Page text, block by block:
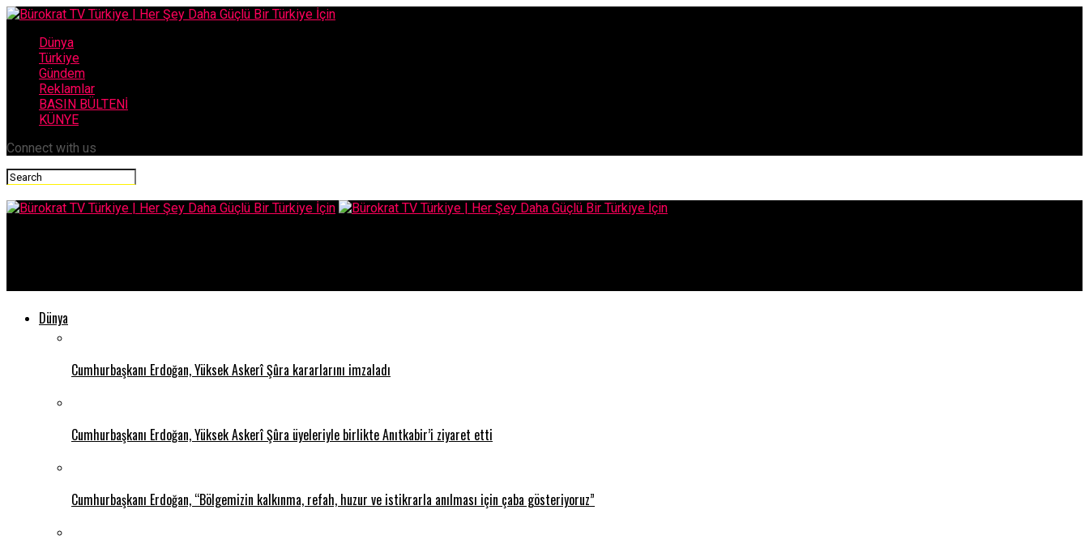
Dünya
Türkiye
Gündem
Reklamlar
BASIN BÜLTENİ
KÜNYE
Connect with us
Dünya
Cumhurbaşkanı Erdoğan, Yüksek Askerî Şûra kararlarını imzaladı
Cumhurbaşkanı Erdoğan, Yüksek Askerî Şûra üyeleriyle birlikte Anıtkabir’i ziyaret etti
Cumhurbaşkanı Erdoğan, “Bölgemizin kalkınma, refah, huzur ve istikrarla anılması için çaba gösteriyoruz”